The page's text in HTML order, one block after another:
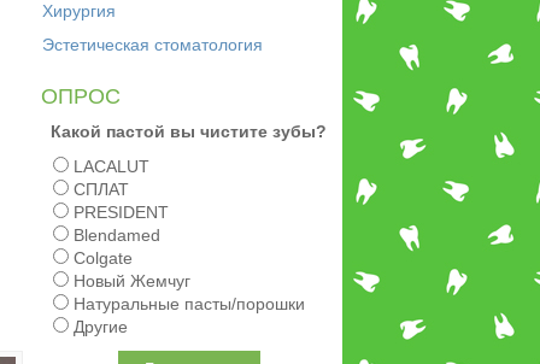
Хирургия
Эстетическая стоматология
ОПРОС
Какой пастой вы чистите зубы?
LACALUT
СПЛАТ
PRESIDENT
Blendamed
Colgate
Новый Жемчуг
Натуральные пасты/порошки
Другие